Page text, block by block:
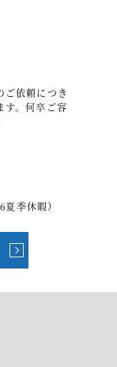
ご依頼につき
す。何卒ご容
夏季休暇）